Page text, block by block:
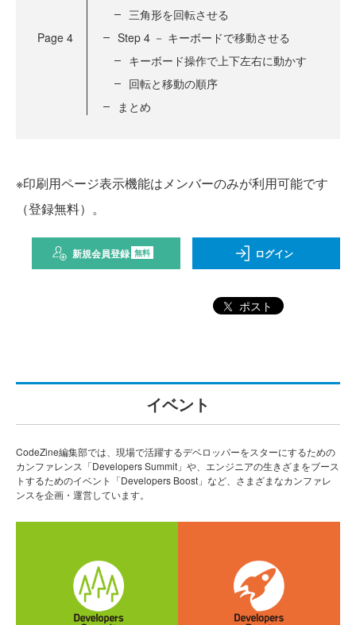
Page 4
三角形を回転させる
Step 4 － キーボードで移動させる
キーボード操作で上下左右に動かす
回転と移動の順序
まとめ
※印刷用ページ表示機能はメンバーのみが利用可能です
（登録無料）。
新規会員登録 無料 ログイン
ポスト
イベント
CodeZine編集部では、現場で活躍するデベロッパーをスターにするための
カンファレンス「Developers Summit」や、エンジニアの生きざまをブース
トするためのイベント「Developers Boost」など、さまざまなカンファレ
ンスを企画・運営しています。